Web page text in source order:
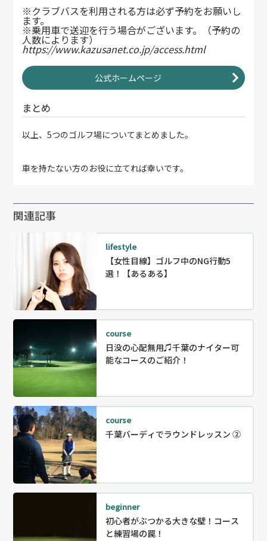
※クラブバスを利用される方は必ず予約をお願いし
ます。
※乗用車で送迎を行う場合がございます。（予約の
人数によります）
https://www.kazusanet.co.jp/access.html
公式ホームページ
まとめ
以上、5つのゴルフ場についてまとめました。
車を持たない方のお役に立てれば幸いです。
関連記事
lifestyle
【女性目線】ゴルフ中のNG行動5
選！【あるある】
course
日没の心配無用♫千葉のナイター可
能なコースのご紹介！
course
千葉バーディでラウンドレッスン ②
beginner
初心者がぶつかる大きな壁！コース
と練習場の罠！